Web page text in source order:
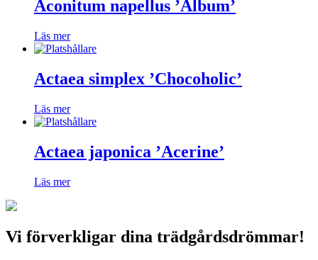
Aconitum napellus ’Album’
Läs mer
Actaea simplex ’Chocoholic’
Läs mer
Actaea japonica ’Acerine’
Läs mer
Vi förverkligar dina trädgårdsdrömmar!